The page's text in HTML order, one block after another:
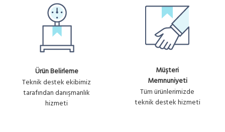
Ürün Belirleme
Teknik destek ekibimiz
tarafından danışmanlık
hizmeti
Müşteri
Memnuniyeti
Tüm ürünlerimizde
teknik destek hizmeti